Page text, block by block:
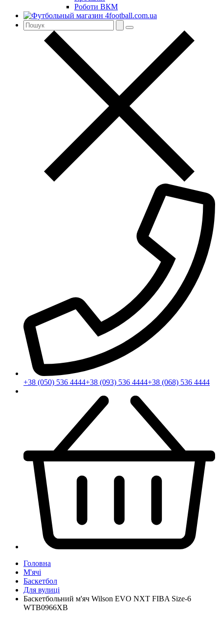
Роботи ВКМ
+38 (050) 536 4444+38 (093) 536 4444+38 (068) 536 4444
Головна
М'ячі
Баскетбол
Для вулиці
Баскетбольний м'яч Wilson EVO NXT FIBA Size-6
WTB0966XB